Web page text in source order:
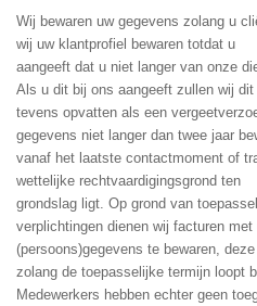
Wij bewaren uw gegevens zolang u
wij uw klantprofiel bewaren totdat u
aangeeft dat u niet langer van onze
Als u dit bij ons aangeeft zullen wij dit
tevens opvatten als een
gegevens niet langer dan twee jaar
vanaf het laatste contactmoment of
wettelijke rechtvaardigingsgrond ten
grondslag ligt. Op grond van
verplichtingen dienen wij facturen met
(persoons)gegevens te bewaren,
zolang de toepasselijke termijn loopt
Medewerkers hebben echter geen